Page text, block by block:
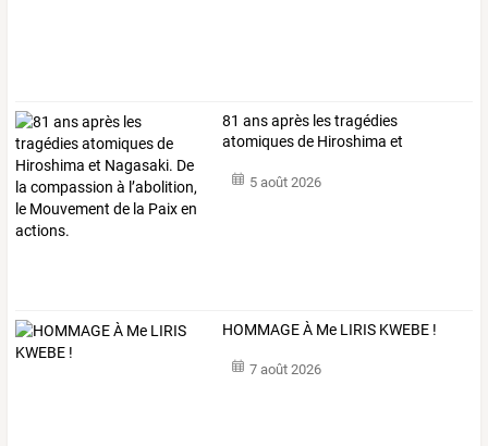
81 ansaprès lestragédies
atomiquesde Hiroshima et
5 août 2026
HOMMAGE À Me LIRIS KWEBE !
7 août 2026